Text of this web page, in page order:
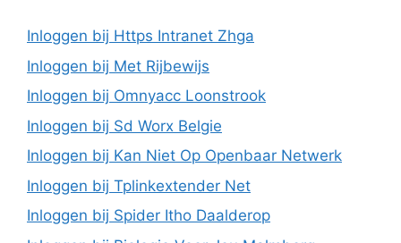
Inloggen bij Https Intranet Zhga
Inloggen bij Met Rijbewijs
Inloggen bij Omnyacc Loonstrook
Inloggen bij Sd Worx Belgie
Inloggen bij Kan Niet Op Openbaar Netwerk
Inloggen bij Tplinkextender Net
Inloggen bij Spider Itho Daalderop